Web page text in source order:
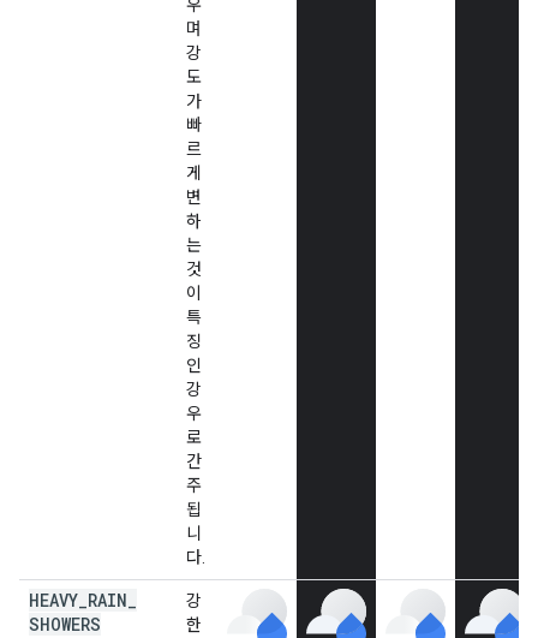
우
며
강
도
가
빠
르
게
변
하
는
것
이
특
징
인
강
우
로
간
주
됩
니
다.
HEAVY RAIN
SHOWERS
강
한